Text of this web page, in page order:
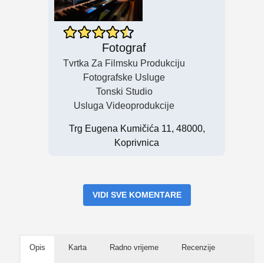
Fotograf
Tvrtka Za Filmsku Produkciju
Fotografske Usluge
Tonski Studio
Usluga Videoprodukcije
Trg Eugena Kumičića 11, 48000,
Koprivnica
VIDI SVE KOMENTARE
Opis Karta Radno vrijeme Recenzije